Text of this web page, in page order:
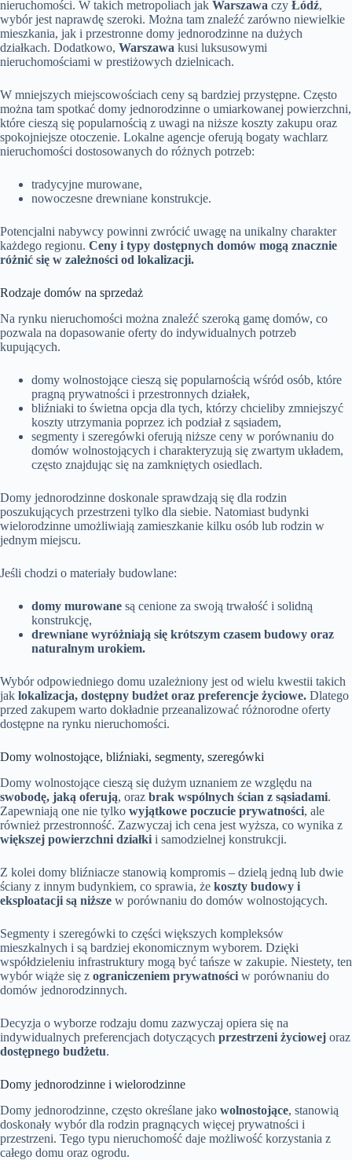
nieruchomości. W takich metropoliach jak Warszawa czy Łódź,
wybór jest naprawdę szeroki. Można tam znaleźć zarówno niewielkie
mieszkania, jak i przestronne domy jednorodzinne na dużych
działkach. Dodatkowo, Warszawa kusi luksusowymi
nieruchomościami w prestiżowych dzielnicach.
W mniejszych miejscowościach ceny są bardziej przystępne. Często
można tam spotkać domy jednorodzinne o umiarkowanej powierzchni,
które cieszą się popularnością z uwagi na niższe koszty zakupu oraz
spokojniejsze otoczenie. Lokalne agencje oferują bogaty wachlarz
nieruchomości dostosowanych do różnych potrzeb:
tradycyjne murowane,
nowoczesne drewniane konstrukcje.
Potencjalni nabywcy powinni zwrócić uwagę na unikalny charakter
każdego regionu. Ceny i typy dostępnych domów mogą znacznie
różnić się w zależności od lokalizacji.
Rodzaje domów na sprzedaż
Na rynku nieruchomości można znaleźć szeroką gamę domów, co
pozwala na dopasowanie oferty do indywidualnych potrzeb
kupujących.
domy wolnostojące cieszą się popularnością wśród osób, które
pragną prywatności i przestronnych działek,
bliźniaki to świetna opcja dla tych, którzy chcieliby zmniejszyć
koszty utrzymania poprzez ich podział z sąsiadem,
segmenty i szeregówki oferują niższe ceny w porównaniu do
domów wolnostojących i charakteryzują się zwartym układem,
często znajdując się na zamkniętych osiedlach.
Domy jednorodzinne doskonale sprawdzają się dla rodzin
poszukujących przestrzeni tylko dla siebie. Natomiast budynki
wielorodzinne umożliwiają zamieszkanie kilku osób lub rodzin w
jednym miejscu.
Jeśli chodzi o materiały budowlane:
domy murowane są cenione za swoją trwałość i solidną
konstrukcję,
drewniane wyróżniają się krótszym czasem budowy oraz
naturalnym urokiem.
Wybór odpowiedniego domu uzależniony jest od wielu kwestii takich
jak lokalizacja, dostępny budżet oraz preferencje życiowe. Dlatego
przed zakupem warto dokładnie przeanalizować różnorodne oferty
dostępne na rynku nieruchomości.
Domy wolnostojące, bliźniaki, segmenty, szeregówki
Domy wolnostojące cieszą się dużym uznaniem ze względu na
swobodę, jaką oferują, oraz brak wspólnych ścian z sąsiadami.
Zapewniają one nie tylko wyjątkowe poczucie prywatności, ale
również przestronność. Zazwyczaj ich cena jest wyższa, co wynika z
większej powierzchni działki i samodzielnej konstrukcji.
Z kolei domy bliźniacze stanowią kompromis – dzielą jedną lub dwie
ściany z innym budynkiem, co sprawia, że koszty budowy i
eksploatacji są niższe w porównaniu do domów wolnostojących.
Segmenty i szeregówki to części większych kompleksów
mieszkalnych i są bardziej ekonomicznym wyborem. Dzięki
współdzieleniu infrastruktury mogą być tańsze w zakupie. Niestety, ten
wybór wiąże się z ograniczeniem prywatności w porównaniu do
domów jednorodzinnych.
Decyzja o wyborze rodzaju domu zazwyczaj opiera się na
indywidualnych preferencjach dotyczących przestrzeni życiowej oraz
dostępnego budżetu.
Domy jednorodzinne i wielorodzinne
Domy jednorodzinne, często określane jako wolnostojące, stanowią
doskonały wybór dla rodzin pragnących więcej prywatności i
przestrzeni. Tego typu nieruchomość daje możliwość korzystania z
całego domu oraz ogrodu.